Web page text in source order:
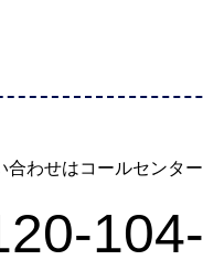
合わせはコールセンタ